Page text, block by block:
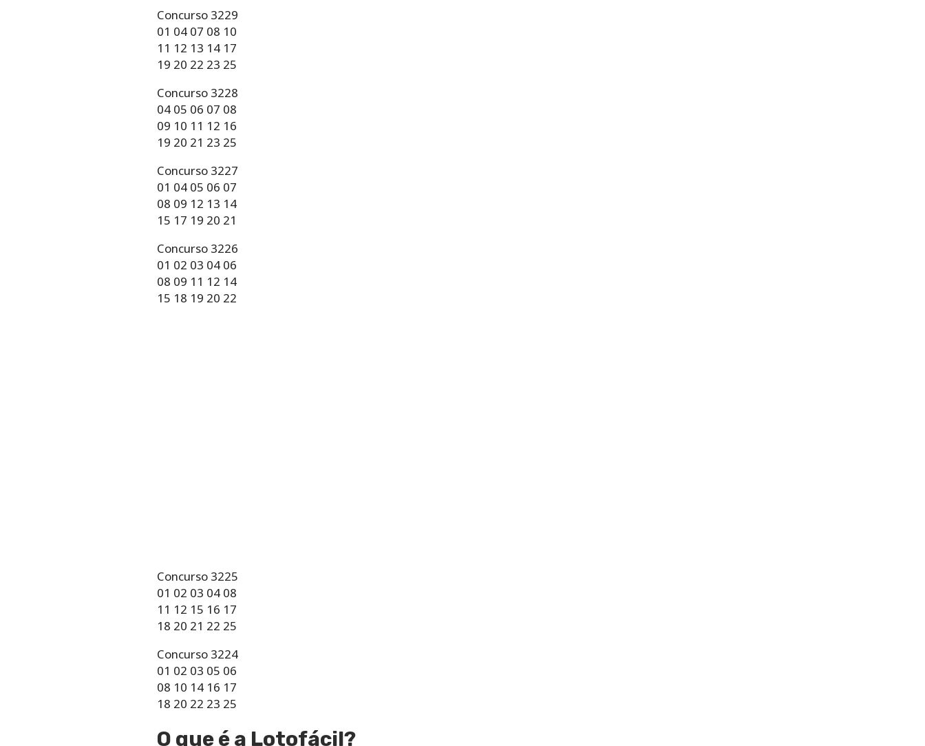
Concurso 3229
01 04 07 08 10
11 12 13 14 17
19 20 22 23 25
Concurso 3228
04 05 06 07 08
09 10 11 12 16
19 20 21 23 25
Concurso 3227
01 04 05 06 07
08 09 12 13 14
15 17 19 20 21
Concurso 3226
01 02 03 04 06
08 09 11 12 14
15 18 19 20 22
Concurso 3225
01 02 03 04 08
11 12 15 16 17
18 20 21 22 25
Concurso 3224
01 02 03 05 06
08 10 14 16 17
18 20 22 23 25
O que é a Lotofácil?